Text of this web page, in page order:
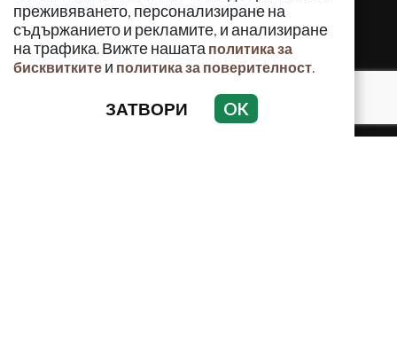
преживяването, персонализиране на
съдържанието и рекламите, и анализиране
на трафика. Вижте нашата политика за
бисквитките и политика за поверителност.
ЗАТВОРИ OK